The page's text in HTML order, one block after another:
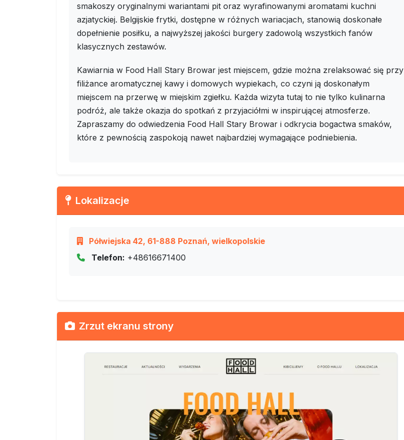
smakoszy oryginalnymi wariantami pit oraz wyrafinowanymi aromatami kuchni
azjatyckiej. Belgijskie frytki, dostępne w różnych wariacjach, stanowią doskonałe
dopełnienie posiłku, a najwyższej jakości burgery zadowolą wszystkich fanów
klasycznych zestawów.
Kawiarnia w Food Hall Stary Browar jest miejscem, gdzie można zrelaksować się przy
filiżance aromatycznej kawy i domowych wypiekach, co czyni ją doskonałym
miejscem na przerwę w miejskim zgiełku. Każda wizyta tutaj to nie tylko kulinarna
podróż, ale także okazja do spotkań z przyjaciółmi w inspirującej atmosferze.
Zapraszamy do odwiedzenia Food Hall Stary Browar i odkrycia bogactwa smaków,
które z pewnością zaspokoją nawet najbardziej wymagające podniebienia.
Lokalizacje
Półwiejska 42, 61-888 Poznań, wielkopolskie
Telefon: +48616671400
Zrzut ekranu strony